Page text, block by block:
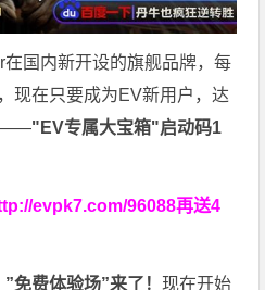
国内新开设的旗舰品牌，每
现在只要成为EV新用户，达
——"EV专属大宝箱"启动码1
evpk7.com/96088再送4
”免费体验场”来了！现在开始